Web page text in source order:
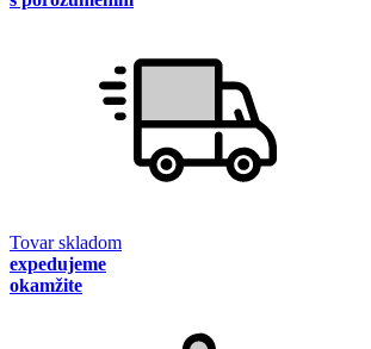
Tovar skladom
expedujeme
okamžite